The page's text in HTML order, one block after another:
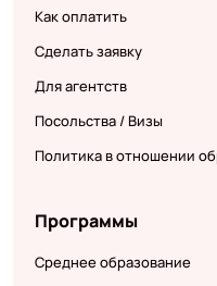
Как оплатить
Сделать заявку
Для агентств
Посольства / Визы
Политика в отношении
Программы
Среднее образование